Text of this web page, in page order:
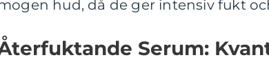
hud, då de ger intensiv fukt
Serum: